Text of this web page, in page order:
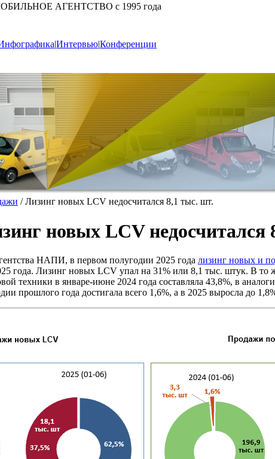
АГЕНТСТВО с 1995 года
|Интервью|Конференции
/Лизинг новых LCV недосчитался 8,1 тыс. шт.
новых LCV недосчитался
НАПИ, в первом полугодии 2025 года лизинг новых и
года. Лизинг новых LCV упал на 31% или 8,1 тыс. штук. В то
техники в январе-июне 2024 года составляла 43,8%, в
прошлого года достигала всего 1,6%, а в 2025 выросла до